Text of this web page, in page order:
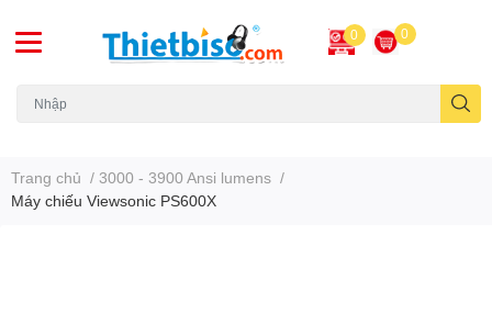
0 0
Trang chủ / 3000 - 3900 Ansi lumens /
Máy chiếu Viewsonic PS600X